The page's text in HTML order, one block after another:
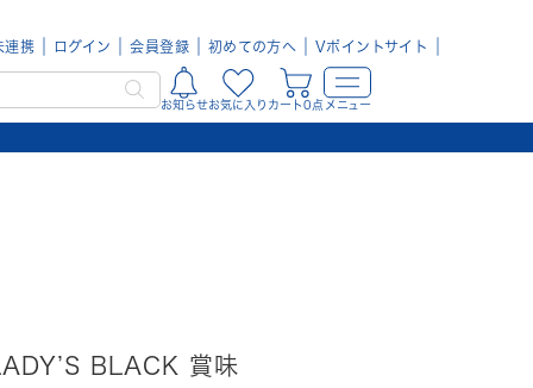
連携 ログイン 会員登録 初めての方へ Vポイントサイト
お知らせお気に入り カート0点 メニュー
BLACK 賞味